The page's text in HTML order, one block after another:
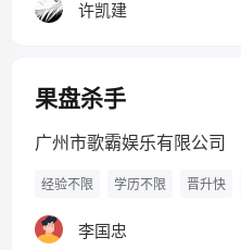
许凯建
果盘杀手
广州市歌霸娱乐有限公司
经验不限 学历不限 晋升快
李国忠